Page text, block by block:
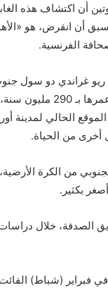
أن انقرض، هو
الفرنسية.
غراندي دو سول
ديفس بالولايات المتحدة
الحالي لمدينة
أخرى من الحياة.
من الكرة الأرضية،
بكثير.
بارانا المتحجرة نهاية عام 2018